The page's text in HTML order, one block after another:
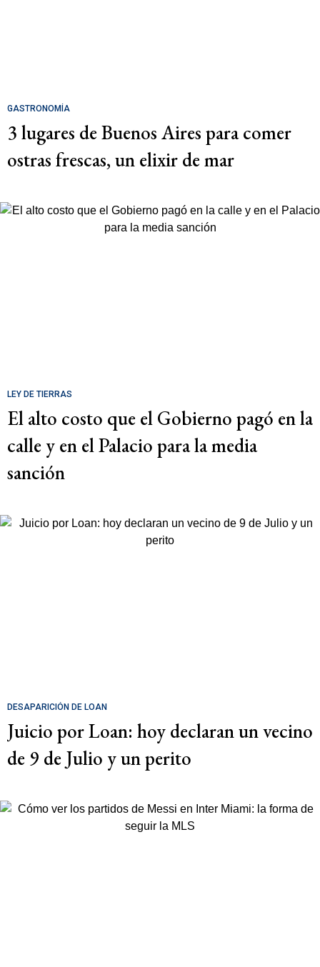
GASTRONOMÍA
3 lugares de Buenos Aires para comer
ostras frescas, un elixir de mar
LEY DE TIERRAS
El alto costo que el Gobierno pagó en la
calle y en el Palacio para la media
sanción
DESAPARICIÓN DE LOAN
Juicio por Loan: hoy declaran un vecino
de 9 de Julio y un perito